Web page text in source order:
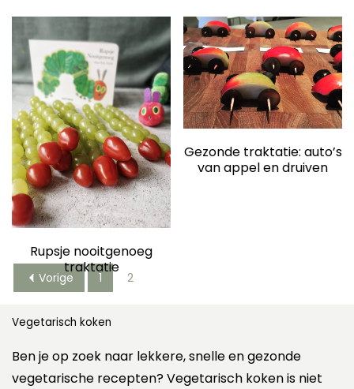
Rupsje nooitgenoeg
traktatie
Gezonde traktatie: auto’s
van appel en druiven
Vorige 1 2
Vegetarisch koken
Ben je op zoek naar lekkere, snelle en gezonde
vegetarische recepten? Vegetarisch koken is niet